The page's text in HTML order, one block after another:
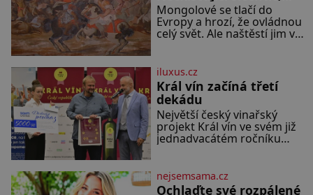
který z Moravy vyžene
Mongoly
Mongolové se tlačí do
Evropy a hrozí, že ovládnou
celý svět. Ale naštěstí jim v
království, které dokáže
dobyvatelské hordy zastavit.
Co nedokáže žádná z
asijských říší, co nedokážou
Němci – to dokáže český
král. Nebo že by ne?
Mongolové od roku 1223
iluxus.cz
Král vín začíná třetí
dekádu
Největší český vinařský
projekt Král vín ve svém již
jednadvacátém ročníku
představil nejlepší domácí
porota z celkem 1260
vzorků od 157 vinařů. Král
nejsemsama.cz
Ochlaďte své rozpálené